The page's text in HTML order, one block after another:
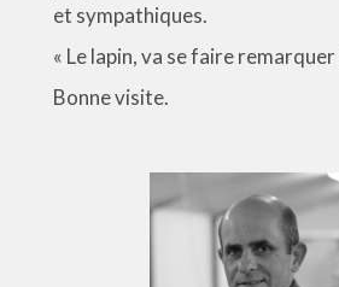
et sympathiques.
« Le lapin, va se faire remarquer
Bonne visite.